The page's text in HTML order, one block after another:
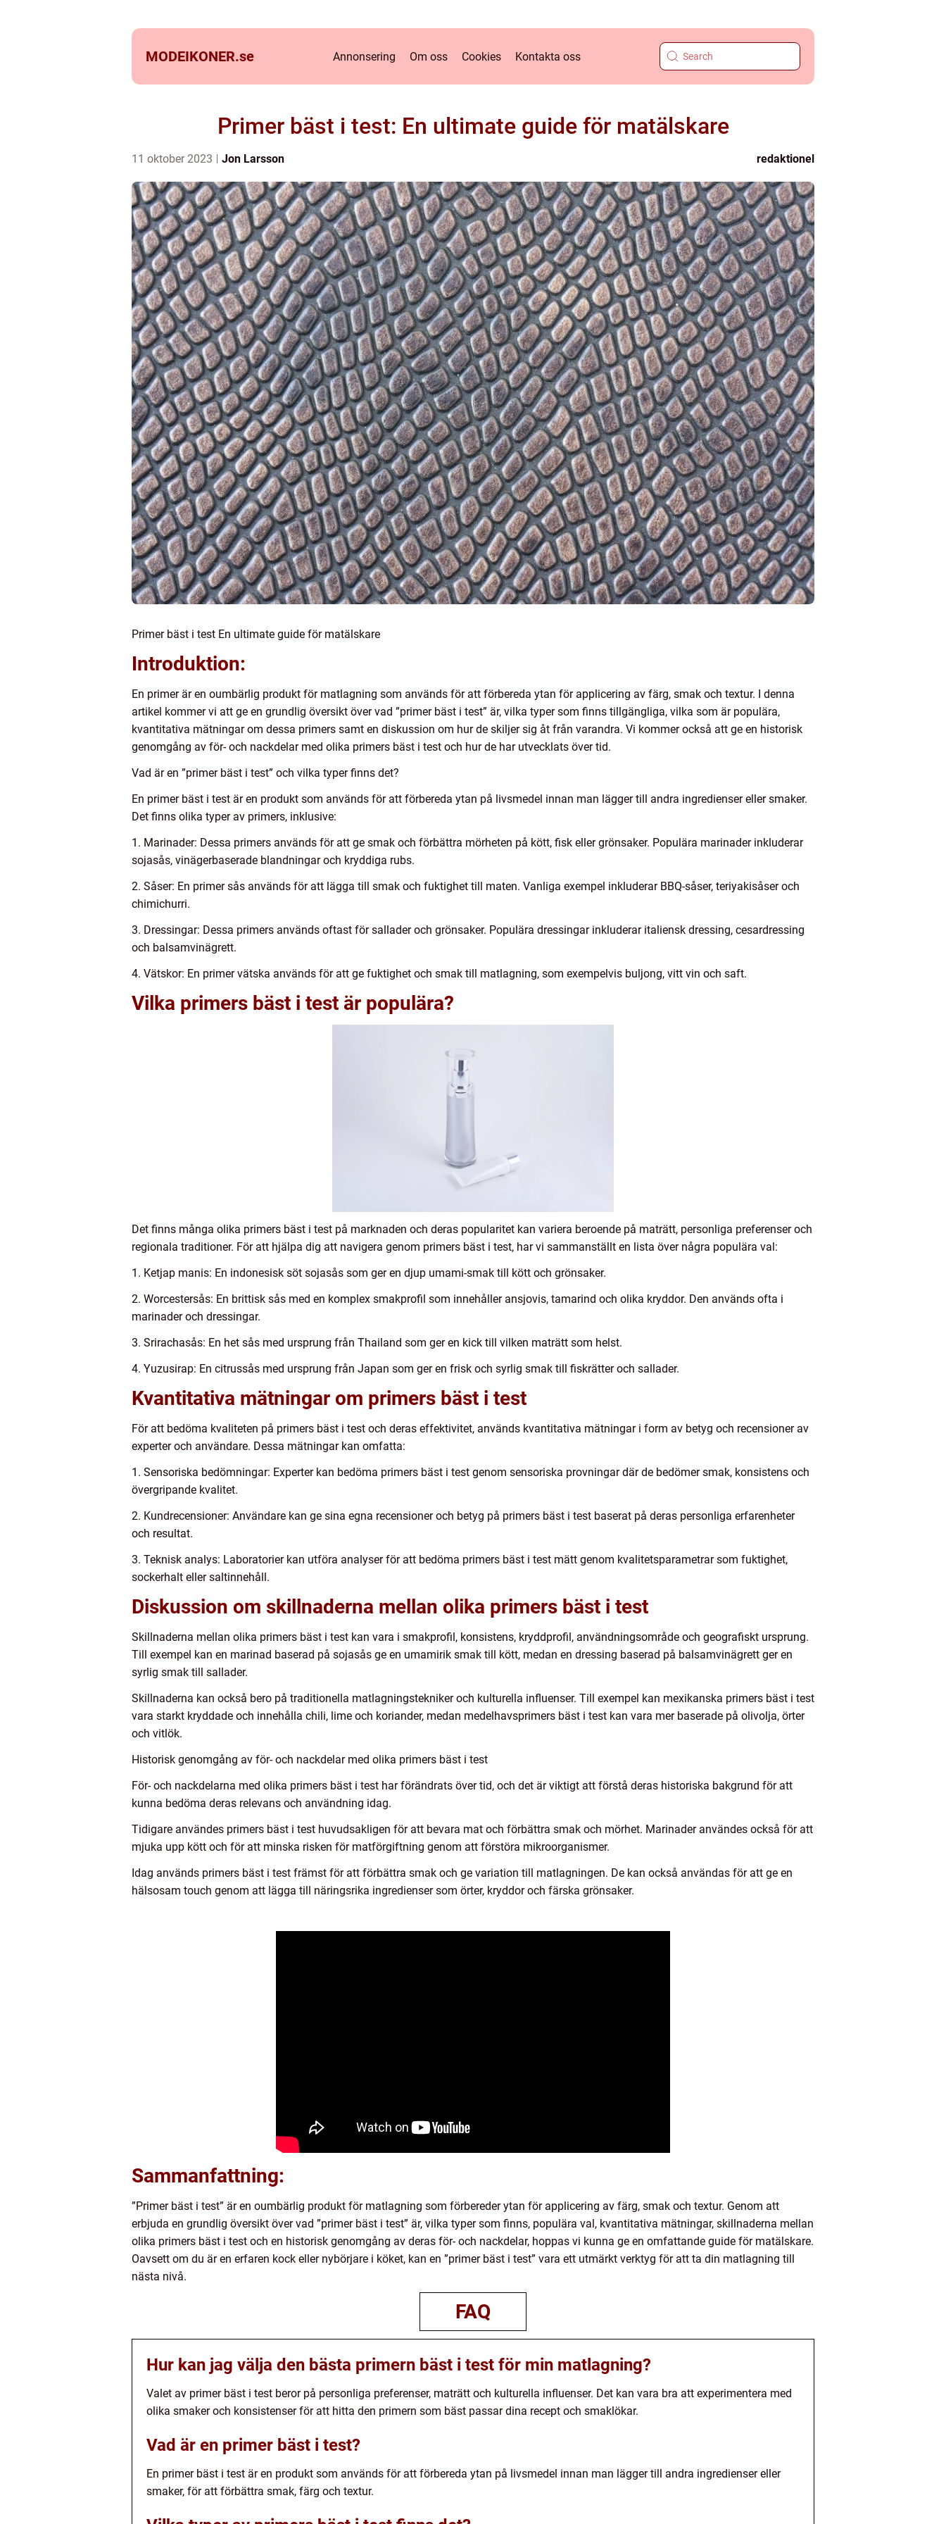
MODEIKONER.se Annonsering Om oss Cookies Kontakta oss
Primer bäst i test: En ultimate guide för matälskare
11 oktober 2023 Jon Larsson redaktionel
Primer bäst i test En ultimate guide för matälskare
Introduktion:
En primer är en oumbärlig produkt för matlagning som används för att förbereda ytan för applicering av färg, smak och textur. I denna
artikel kommer vi att ge en grundlig översikt över vad ”primer bäst i test” är, vilka typer som finns tillgängliga, vilka som är populära,
kvantitativa mätningar om dessa primers samt en diskussion om hur de skiljer sig åt från varandra. Vi kommer också att ge en historisk
genomgång av för- och nackdelar med olika primers bäst i test och hur de har utvecklats över tid.
Vad är en ”primer bäst i test” och vilka typer finns det?
En primer bäst i test är en produkt som används för att förbereda ytan på livsmedel innan man lägger till andra ingredienser eller smaker.
Det finns olika typer av primers, inklusive:
1. Marinader: Dessa primers används för att ge smak och förbättra mörheten på kött, fisk eller grönsaker. Populära marinader inkluderar
sojasås, vinägerbaserade blandningar och kryddiga rubs.
2. Såser: En primer sås används för att lägga till smak och fuktighet till maten. Vanliga exempel inkluderar BBQ-såser, teriyakisåser och
chimichurri.
3. Dressingar: Dessa primers används oftast för sallader och grönsaker. Populära dressingar inkluderar italiensk dressing, cesardressing
och balsamvinägrett.
4. Vätskor: En primer vätska används för att ge fuktighet och smak till matlagning, som exempelvis buljong, vitt vin och saft.
Vilka primers bäst i test är populära?
Det finns många olika primers bäst i test på marknaden och deras popularitet kan variera beroende på maträtt, personliga preferenser och
regionala traditioner. För att hjälpa dig att navigera genom primers bäst i test, har vi sammanställt en lista över några populära val:
1. Ketjap manis: En indonesisk söt sojasås som ger en djup umami-smak till kött och grönsaker.
2. Worcestersås: En brittisk sås med en komplex smakprofil som innehåller ansjovis, tamarind och olika kryddor. Den används ofta i
marinader och dressingar.
3. Srirachasås: En het sås med ursprung från Thailand som ger en kick till vilken maträtt som helst.
4. Yuzusirap: En citrussås med ursprung från Japan som ger en frisk och syrlig smak till fiskrätter och sallader.
Kvantitativa mätningar om primers bäst i test
För att bedöma kvaliteten på primers bäst i test och deras effektivitet, används kvantitativa mätningar i form av betyg och recensioner av
experter och användare. Dessa mätningar kan omfatta:
1. Sensoriska bedömningar: Experter kan bedöma primers bäst i test genom sensoriska provningar där de bedömer smak, konsistens och
övergripande kvalitet.
2. Kundrecensioner: Användare kan ge sina egna recensioner och betyg på primers bäst i test baserat på deras personliga erfarenheter
och resultat.
3. Teknisk analys: Laboratorier kan utföra analyser för att bedöma primers bäst i test mätt genom kvalitetsparametrar som fuktighet,
sockerhalt eller saltinnehåll.
Diskussion om skillnaderna mellan olika primers bäst i test
Skillnaderna mellan olika primers bäst i test kan vara i smakprofil, konsistens, kryddprofil, användningsområde och geografiskt ursprung.
Till exempel kan en marinad baserad på sojasås ge en umamirik smak till kött, medan en dressing baserad på balsamvinägrett ger en
syrlig smak till sallader.
Skillnaderna kan också bero på traditionella matlagningstekniker och kulturella influenser. Till exempel kan mexikanska primers bäst i test
vara starkt kryddade och innehålla chili, lime och koriander, medan medelhavsprimers bäst i test kan vara mer baserade på olivolja, örter
och vitlök.
Historisk genomgång av för- och nackdelar med olika primers bäst i test
För- och nackdelarna med olika primers bäst i test har förändrats över tid, och det är viktigt att förstå deras historiska bakgrund för att
kunna bedöma deras relevans och användning idag.
Tidigare användes primers bäst i test huvudsakligen för att bevara mat och förbättra smak och mörhet. Marinader användes också för att
mjuka upp kött och för att minska risken för matförgiftning genom att förstöra mikroorganismer.
Idag används primers bäst i test främst för att förbättra smak och ge variation till matlagningen. De kan också användas för att ge en
hälsosam touch genom att lägga till näringsrika ingredienser som örter, kryddor och färska grönsaker.
Sammanfattning:
”Primer bäst i test” är en oumbärlig produkt för matlagning som förbereder ytan för applicering av färg, smak och textur. Genom att
erbjuda en grundlig översikt över vad ”primer bäst i test” är, vilka typer som finns, populära val, kvantitativa mätningar, skillnaderna mellan
olika primers bäst i test och en historisk genomgång av deras för- och nackdelar, hoppas vi kunna ge en omfattande guide för matälskare.
Oavsett om du är en erfaren kock eller nybörjare i köket, kan en ”primer bäst i test” vara ett utmärkt verktyg för att ta din matlagning till
nästa nivå.
FAQ
Hur kan jag välja den bästa primern bäst i test för min matlagning?
Valet av primer bäst i test beror på personliga preferenser, maträtt och kulturella influenser. Det kan vara bra att experimentera med
olika smaker och konsistenser för att hitta den primern som bäst passar dina recept och smaklökar.
Vad är en primer bäst i test?
En primer bäst i test är en produkt som används för att förbereda ytan på livsmedel innan man lägger till andra ingredienser eller
smaker, för att förbättra smak, färg och textur.